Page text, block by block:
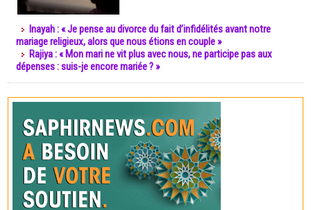
Inayah : « Je pense au divorce du fait d’infidélités avant notre
mariage religieux, alors que nous étions en couple »
Rajiya : « Mon mari ne vit plus avec nous, ne participe pas aux
dépenses : suis-je encore mariée ? »